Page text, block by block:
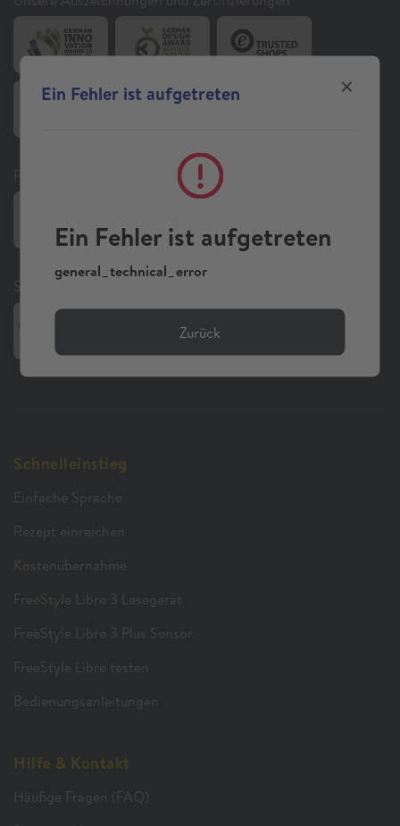
Folgen Sie uns auf Social Media
Sonstiges
Schnelleinstieg
Einfache Sprache
Rezept einreichen
Kostenübernahme
FreeStyle Libre 3 Lesegerät
FreeStyle Libre 3 Plus Sensor
FreeStyle Libre testen
Bedienungsanleitungen
Hilfe & Kontakt
Häufige Fragen (FAQ)
Ein Fehler ist aufgetreten
Ein Fehler ist aufgetreten
general_technical_error
Zurück